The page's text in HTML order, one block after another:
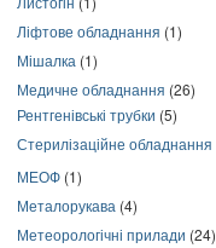
Ліфтове обладнання (1)
Мішалка (1)
Медичне обладнання (26)
Рентгенівські трубки (5)
Стерилізаційне обладнання
МЕОФ (1)
Металорукава (4)
Метеорологічні прилади (24)